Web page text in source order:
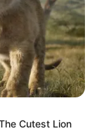
Cutest Lion